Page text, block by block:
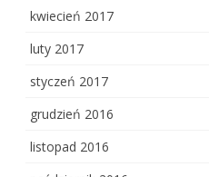
kwiecień 2017
luty 2017
styczeń 2017
grudzień 2016
listopad 2016